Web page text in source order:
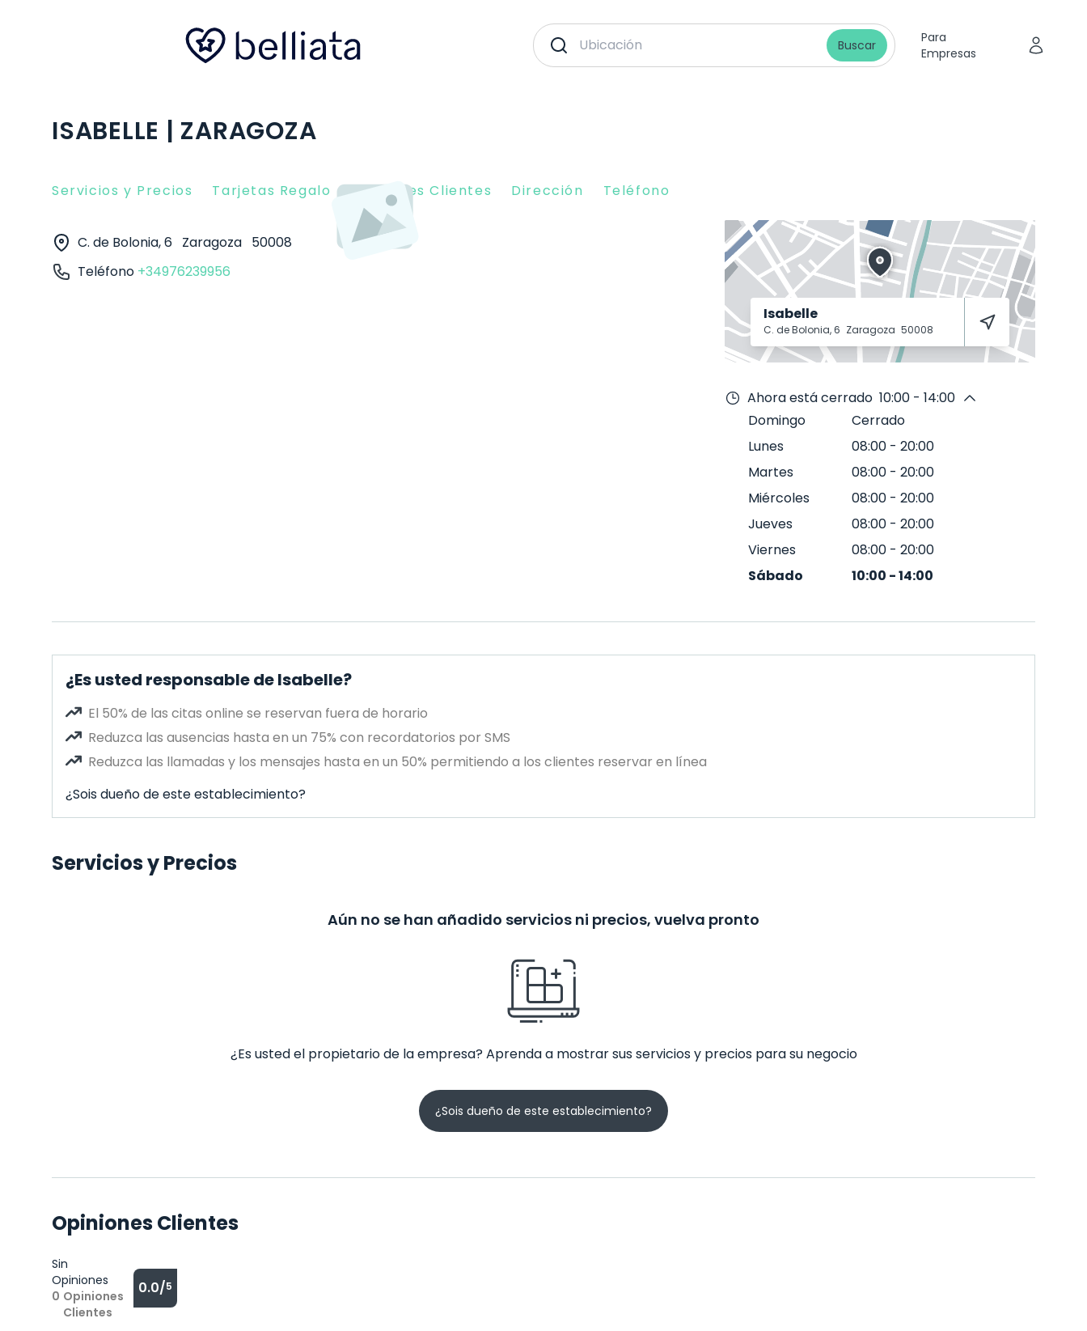
Buscar
Para
Empresas
ISABELLE | ZARAGOZA
Servicios y Precios Tarjetas Regalo Opiniones Clientes Dirección Teléfono
C. de Bolonia, 6 Zaragoza 50008
Teléfono +34976239956
Isabelle
C. de Bolonia, 6 Zaragoza 50008
Ahora está cerrado 10:00 - 14:00
Domingo
Cerrado
Lunes
08:00 - 20:00
Martes
08:00 - 20:00
Miércoles
08:00 - 20:00
Jueves
08:00 - 20:00
Viernes
08:00 - 20:00
Sábado
10:00 -14:00
¿Es usted responsable de Isabelle?
El 50% de las citas online se reservan fuera de horario
Reduzca las ausencias hasta en un 75% con recordatorios por SMS
Reduzca las llamadas y los mensajes hasta en un 50% permitiendo a los clientes reservar en línea
¿Sois dueño de este establecimiento?
Servicios y Precios
Aún no se han añadido servicios ni precios, vuelva pronto
¿Es usted el propietario de la empresa? Aprenda a mostrar sus servicios y precios para su negocio
¿Sois dueño de este establecimiento?
Opiniones Clientes
Sin
Opiniones
0 Opiniones
Clientes
0.0/5